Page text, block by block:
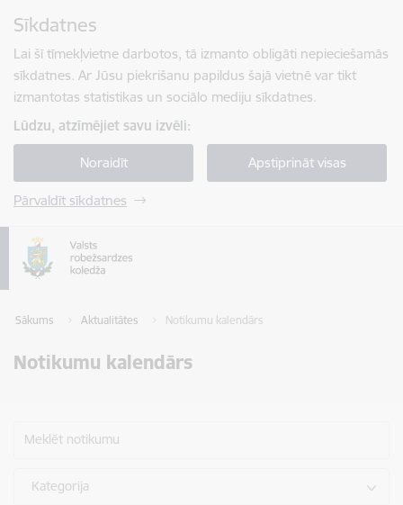
Sīkdatnes
Lai šī tīmekļvietne darbotos, tā izmanto obligāti nepieciešamās
sīkdatnes. Ar Jūsu piekrišanu papildus šajā vietnē var tikt
izmantotas statistikas un sociālo mediju sīkdatnes.
Lūdzu, atzīmējiet savu izvēli:
Noraidīt Apstiprināt visas
Pārvaldīt sīkdatnes
Sākums Aktualitātes Notikumu kalendārs
Notikumu kalendārs
Meklēt notikumu
Kategorija